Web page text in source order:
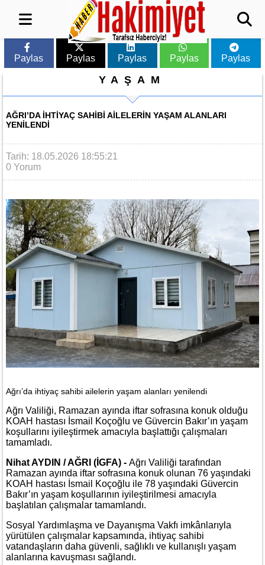
Paylas Paylas Paylas Paylas Paylas
YAŞAM
AĞRI’DA IHTIYAÇ SAHIBI AILELERIN YAŞAM ALANLARI
YENILENDI
Tarih: 18.05.2026 18:55:21
0 Yorum
Ağrı’da ihtiyaç sahibi ailelerin yaşam alanları yenilendi
Ağrı Valiliği, Ramazan ayında iftar sofrasına konuk olduğu
KOAH hastası İsmail Koçoğlu ve Güvercin Bakır’ın yaşam
koşullarını iyileştirmek amacıyla başlattığı çalışmaları
tamamladı.
Nihat AYDIN / AĞRI (İGFA) - Ağrı Valiliği tarafından
Ramazan ayında iftar sofrasına konuk olunan 76 yaşındaki
KOAH hastası İsmail Koçoğlu ile 78 yaşındaki Güvercin
Bakır’ın yaşam koşullarının iyileştirilmesi amacıyla
başlatılan çalışmalar tamamlandı.
Sosyal Yardımlaşma ve Dayanışma Vakfı imkânlarıyla
yürütülen çalışmalar kapsamında, ihtiyaç sahibi
vatandaşların daha güvenli, sağlıklı ve kullanışlı yaşam
alanlarına kavuşması sağlandı.